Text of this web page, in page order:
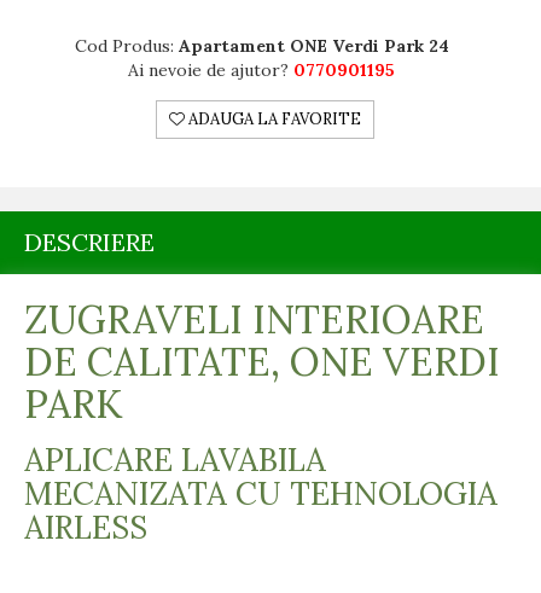
Cod Produs: Apartament ONE Verdi Park 24
Ai nevoie de ajutor? 0770901195
ADAUGA LA FAVORITE
DESCRIERE
ZUGRAVELI INTERIOARE
DE CALITATE, ONE VERDI
PARK
APLICARE LAVABILA
MECANIZATA CU TEHNOLOGIA
AIRLESS